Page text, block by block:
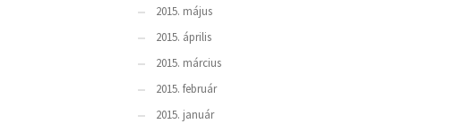
2015. május
2015. április
2015. március
2015. február
2015. január